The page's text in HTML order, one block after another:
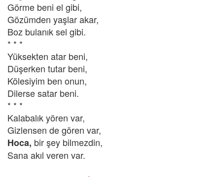
Görme beni el gibi,
Gözümden yaşlar akar,
Boz bulanık sel gibi.
* * *
Yüksekten atar beni,
Düşerken tutar beni,
Kölesiyim ben onun,
Dilerse satar beni.
* * *
Kalabalık yören var,
Gizlensen de gören var,
Hoca, bir şey bilmezdin,
Sana akıl veren var.